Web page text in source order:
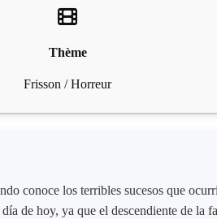
Thème
Frisson / Horreur
conoce los terribles sucesos que
de hoy, ya que el descendiente de la